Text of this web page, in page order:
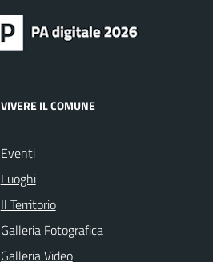
VIVERE IL COMUNE
Eventi
Luoghi
Il Territorio
Galleria Fotografica
Galleria Video